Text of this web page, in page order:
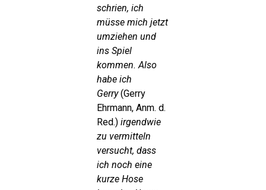
schrien, ich
müsse mich jetzt
umziehen und
ins Spiel
kommen. Also
habe ich
Gerry(Gerry
Ehrmann, Anm. d.
Red.) irgendwie
zu vermitteln
versucht, dass
ich noch eine
kurze Hose